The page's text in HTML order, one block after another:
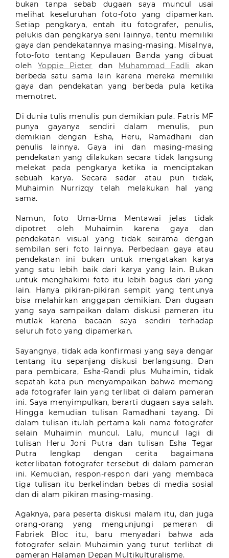
bukan tanpa sebab dugaan saya muncul usai
melihat keseluruhan foto-foto yang dipamerkan.
Setiap pengkarya, entah itu fotografer, penulis,
pelukis dan pengkarya seni lainnya, tentu memiliki
gaya dan pendekatannya masing-masing. Misalnya,
foto-foto tentang Kepulauan Banda yang dibuat
oleh Yoppie Pieter dan Muhammad Fadli
akan
berbeda satu sama lain karena mereka memiliki
gaya dan pendekatan yang berbeda pula ketika
memotret.
Di dunia tulis menulis pun demikian pula. Fatris MF
punya gayanya sendiri dalam menulis, pun
demikian dengan Esha, Heru, Ramadhani dan
penulis lainnya. Gaya ini dan masing-masing
pendekatan yang dilakukan secara tidak langsung
melekat pada pengkarya ketika ia menciptakan
sebuah karya. Secara sadar atau pun tidak,
Muhaimin Nurrizqy telah melakukan hal yang
sama.
Namun, foto Uma-Uma Mentawai jelas tidak
dipotret oleh Muhaimin karena gaya dan
pendekatan visual yang tidak seirama dengan
sembilan seri foto lainnya. Perbedaan gaya atau
pendekatan ini bukan untuk mengatakan karya
yang satu lebih baik dari karya yang lain. Bukan
untuk menghakimi foto itu lebih bagus dari yang
lain. Hanya pikiran-pikiran sempit yang tentunya
bisa melahirkan anggapan demikian. Dan dugaan
yang saya sampaikan dalam diskusi pameran itu
mutlak karena bacaan saya sendiri terhadap
seluruh foto yang dipamerkan.
Sayangnya, tidak ada konfirmasi yang saya dengar
tentang itu sepanjang diskusi berlangsung. Dan
para pembicara, Esha-Randi plus Muhaimin, tidak
sepatah kata pun menyampaikan bahwa memang
ada fotografer lain yang terlibat di dalam pameran
ini. Saya menyimpulkan, berarti dugaan saya salah.
Hingga kemudian tulisan Ramadhani tayang. Di
dalam tulisan itulah pertama kali nama fotografer
selain Muhaimin muncul. Lalu, muncul lagi di
tulisan Heru Joni Putra dan tulisan Esha Tegar
Putra lengkap dengan cerita bagaimana
keterlibatan fotografer tersebut di dalam pameran
ini. Kemudian, respon-respon dari yang membaca
tiga tulisan itu berkelindan bebas di media sosial
dan di alam pikiran masing-masing.
Agaknya, para peserta diskusi malam itu, dan juga
orang-orang yang mengunjungi pameran di
Fabriek Bloc itu, baru menyadari bahwa ada
fotografer selain Muhaimin yang turut terlibat di
pameran Halaman Depan Multikulturalisme.